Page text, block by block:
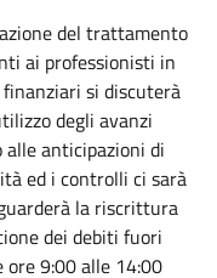
del trattamento
ai professionisti in
si discuterà
degli avanzi
anticipazioni di
ed i controlli ci sarà
la riscrittura
dei debiti fuori
ore 9:00 alle 14:00